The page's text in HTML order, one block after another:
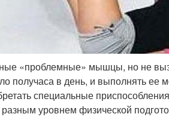
«проблемные» мышцы, но не
получаса в день, и выполнять ее
специальные
уровнем физической